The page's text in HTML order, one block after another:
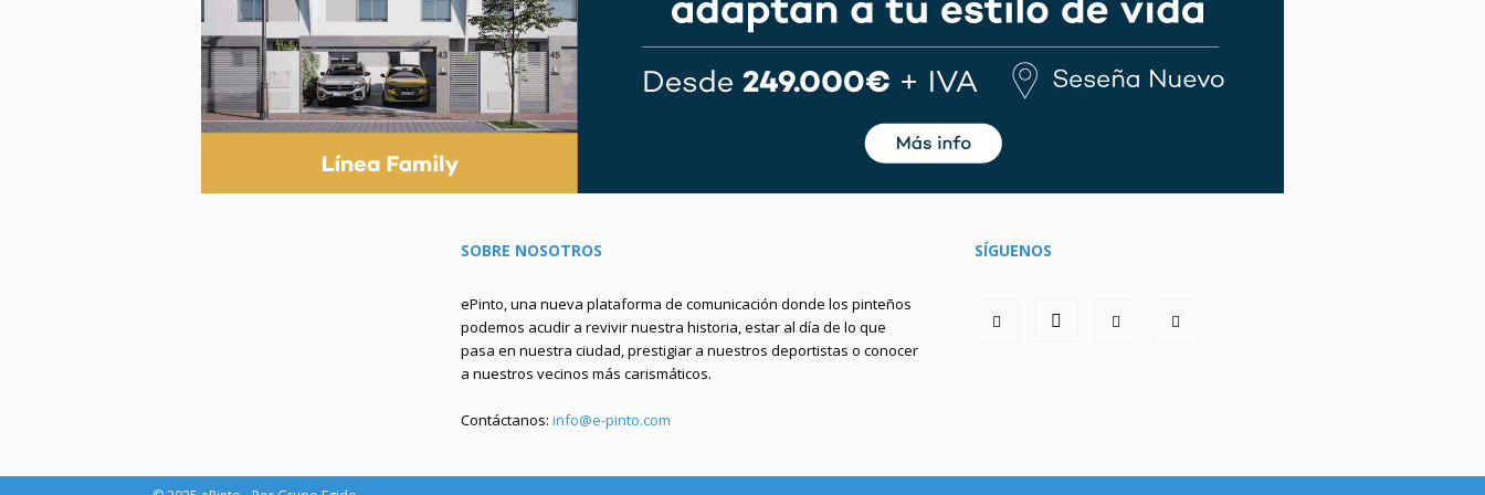
SOBRE NOSOTROS
ePinto, una nueva plataforma de comunicación donde los pinteños
podemos acudir a revivir nuestra historia, estar al día de lo que
pasa en nuestra ciudad, prestigiar a nuestros deportistas o conocer
a nuestros vecinos más carismáticos.
Contáctanos: info@e-pinto.com
SÍGUENOS